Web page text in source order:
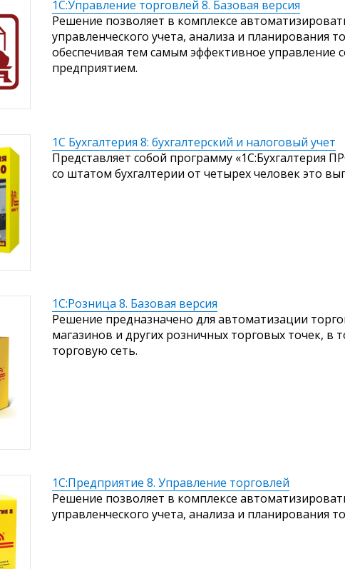
1С:Управление торговлей 8. Базовая версия
Решение позволяет в комплексе
управленческого учета, анализа и планирования
обеспечивая тем самым эффективное
предприятием.
1С Бухгалтерия 8: бухгалтерский и налоговый учет
Представляет собой программу «1С:Бухгалтерия
со штатом бухгалтерии от четырех человек это
1С:Розница 8. Базовая версия
Решение предназначено для автоматизации
магазинов и других розничных торговых точек, в
торговую сеть.
1С:Предприятие 8. Управление торговлей
Решение позволяет в комплексе
управленческого учета, анализа и планирования